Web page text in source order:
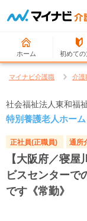
ホーム 初めての
マイナビ介護職 介護
社会福祉法人東和福
特別養護老人ホー
正社員(正職員) 通所
【大阪府／寝
ビスセンターで
です《常勤》